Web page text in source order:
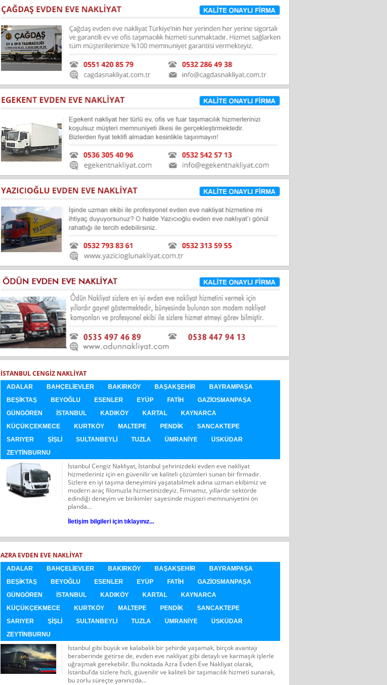
İSTANBUL CENGIZ NAKLIYAT
ADALAR BAHÇELIEVLER BAKIRKÖY BAŞAKŞEHIR
BAYRAMPAŞA
BEŞIKTAŞ
BEYOĞLU ESENLER EYÜP FATIH
GAZIOSMANPAŞA
GÜNGÖREN
İSTANBUL KADIKÖY KARTAL
KAYNARCA
KÜÇÜKÇEKMECE
KURTKÖY MALTEPE PENDIK
SANCAKTEPE
SARIYER
ŞIŞLI SULTANBEYLI TUZLA ÜMRANIYE
ÜSKÜDAR
ZEYTINBURNU
İstanbul Cengiz Nakliyat, İstanbul şehrinizdeki evden eve nakliyat
hizmetleriniz için en güvenilir ve kaliteli çözümleri sunan bir firmadır.
Sizlere en iyi taşıma deneyimini yaşatabilmek adına uzman ekibimiz ve
modern araç filomuzla hizmetinizdeyiz. Firmamız, yıllardır sektörde
edindiği deneyim ve birikimler sayesinde müşteri memnuniyetini ön
planda...
İletişim bilgileri için tıklayınız...
AZRA EVDEN EVE NAKLIYAT
ADALAR BAHÇELIEVLER BAKIRKÖY BAŞAKŞEHIR
BAYRAMPAŞA
BEŞIKTAŞ
BEYOĞLU ESENLER EYÜP FATIH
GAZIOSMANPAŞA
GÜNGÖREN
İSTANBUL KADIKÖY KARTAL
KAYNARCA
KÜÇÜKÇEKMECE
KURTKÖY MALTEPE PENDIK
SANCAKTEPE
SARIYER
ŞIŞLI SULTANBEYLI TUZLA ÜMRANIYE
ÜSKÜDAR
ZEYTINBURNU
İstanbul gibi büyük ve kalabalık bir şehirde yaşamak, birçok avantajı
beraberinde getirse de, evden eve nakliyat gibi detaylı ve karmaşık işlerle
uğraşmak gerekebilir. Bu noktada Azra Evden Eve Nakliyat olarak,
İstanbul’da sizlere hızlı, güvenilir ve kaliteli bir taşımacılık hizmeti sunarak,
bu zorlu süreçte yanınızda...